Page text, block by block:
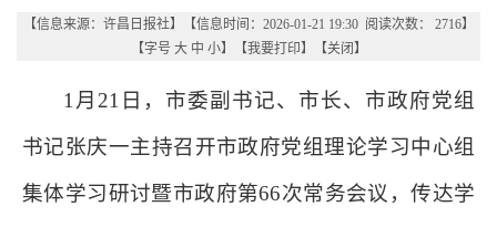
【信息来源： 许昌日报社】 【信息时间：2026-01-21 19:30 阅读次数： 2716】
【字号 大 中 小】【我要打印】【关闭 】
1月21日，市委副书记、市长、市政府党组
书记张庆一主持召开市政府党组理论学习中心组
集体学习研讨暨市政府第66次常务会议，传达学